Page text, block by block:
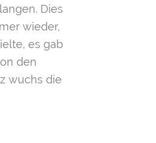
Dies
wieder,
es gab
den
wuchs die